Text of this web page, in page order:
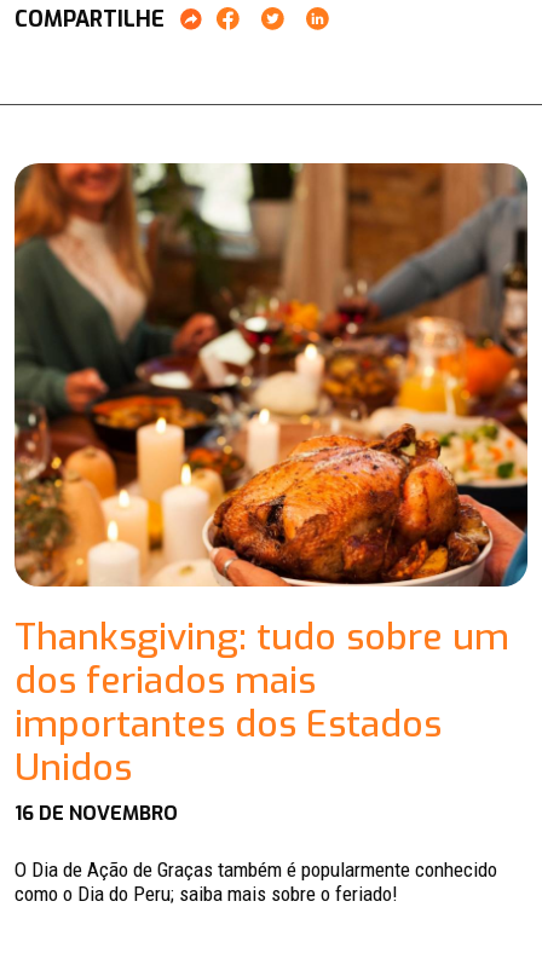
COMPARTILHE
Thanksgiving: tudo sobre um
dos feriados mais
importantes dos Estados
Unidos
16 DE NOVEMBRO
O Dia de Ação de Graças também é popularmente conhecido
como o Dia do Peru; saiba mais sobre o feriado!